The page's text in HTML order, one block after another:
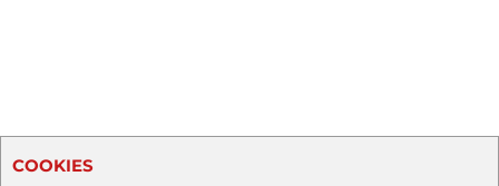
COOKIES